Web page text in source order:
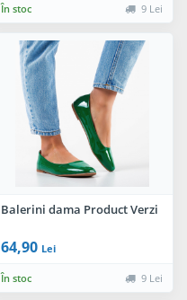
În stoc 9 Lei
Balerini dama Product Verzi
64,90 Lei
În stoc 9 Lei